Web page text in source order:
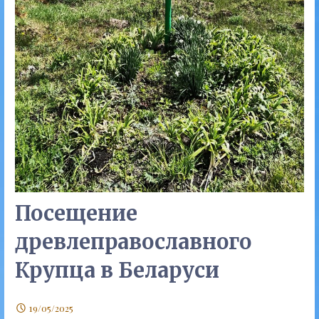
Посещение
древлеправославного
Крупца в Беларуси
19/05/2025